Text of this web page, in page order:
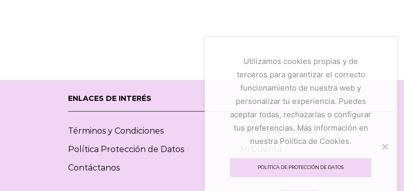
ENLACES DE INTERÉS
Términos y Condiciones
Política Protección de Datos
Contáctanos
Política de Cookies
Mi Cuenta
Mis Favoritos
Utilizamos cookies propias y de
terceros para garantizar el correcto
funcionamiento de nuestra web y
personalizar tu experiencia. Puedes
aceptar todas, rechazarlas o configurar
tus preferencias. Más información en
nuestra Política de Cookies.
POLÍTICA DE PROTECCIÓN DE DATOS